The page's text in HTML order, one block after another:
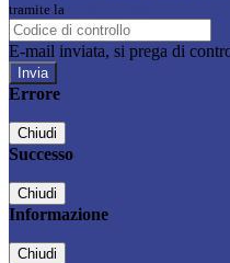
tramite la
E-mail inviata, si prega di
Errore
Chiudi
Successo
Chiudi
Informazione
Chiudi